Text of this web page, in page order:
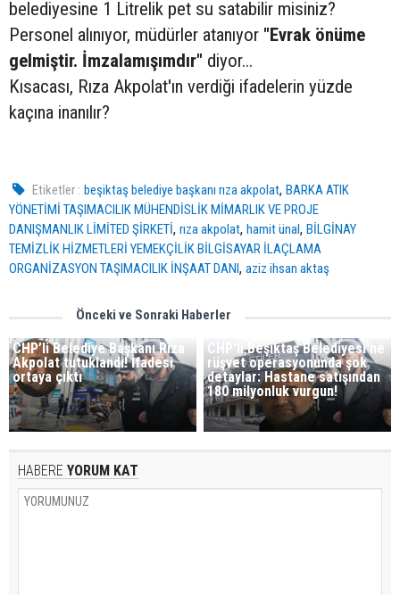
belediyesine 1 Litrelik pet su satabilir misiniz?
Personel alınıyor, müdürler atanıyor "Evrak önüme
gelmiştir. İmzalamışımdır" diyor...
Kısacası, Rıza Akpolat'ın verdiği ifadelerin yüzde
kaçına inanılır?
Etiketler : beşiktaş belediye başkanı rıza akpolat,BARKA ATIK
YÖNETİMİ TAŞIMACILIK MÜHENDİSLİK MİMARLIK VE PROJE
DANIŞMANLIK LİMİTED ŞİRKETİ, rıza akpolat, hamit ünal, BİLGİNAY
TEMİZLİK HİZMETLERİ YEMEKÇİLİK BİLGİSAYAR İLAÇLAMA
ORGANİZASYON TAŞIMACILIK İNŞAAT DANI, aziz ihsan aktaş
Önceki ve Sonraki Haberler
CHP’li Belediye Başkanı Rıza
Akpolat tutuklandı! İfadesi
ortaya çıktı
CHP'li Beşiktaş Belediyesi'ne
rüşvet operasyonunda şok
detaylar: Hastane satışından
180 milyonluk vurgun!
HABERE YORUM KAT